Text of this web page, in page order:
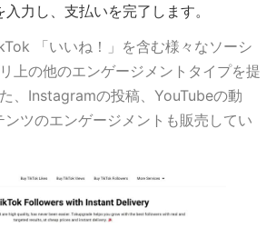
入力し、支払いを完了します。
「いいね！」を含む様々なソーシ
上の他のエンゲージメントタイプを提
、Instagramの投稿、YouTubeの動
ツのエンゲージメントも販売してい